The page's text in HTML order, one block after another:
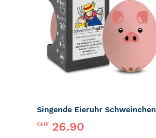
Singende Eieruhr Schweinchen
CHF 26.90